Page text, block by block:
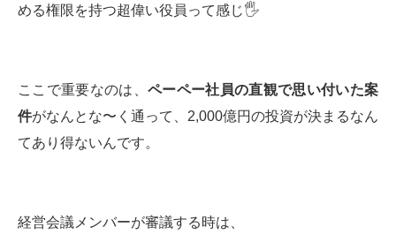
める権限を持つ超偉い役員って感じ🖐
ここで重要なのは、 ペーペー社員の直観で思い付いた案
件がなんとな〜く通って、2,000億円の投資が決まるなん
てあり得ないんです。
経営会議メンバーが審議する時は、